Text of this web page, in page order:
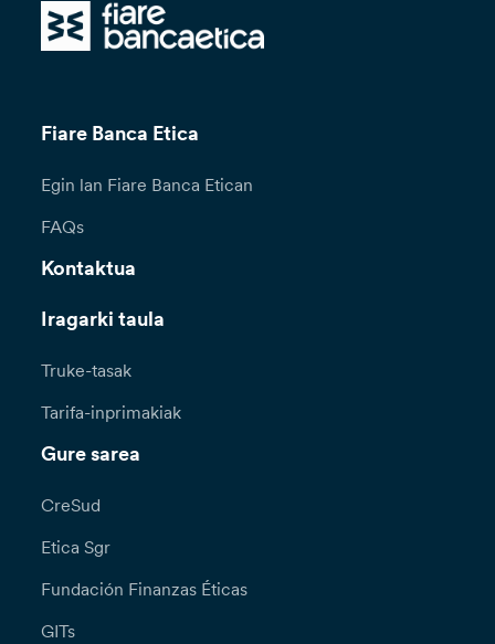
Fiare Banca Etica
Egin lan Fiare Banca Etican
FAQs
Kontaktua
Iragarki taula
Truke-tasak
Tarifa-inprimakiak
Gure sarea
CreSud
Etica Sgr
Fundación Finanzas Éticas
GITs